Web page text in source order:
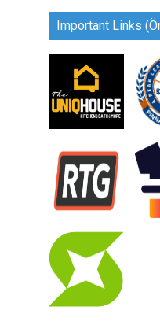
Important Links